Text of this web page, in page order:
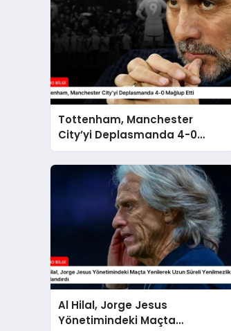
Tottenham, Manchester
City’yi Deplasmanda 4-0
Mağlup Etti
Al Hilal, Jorge Jesus
Yönetimindeki Maçta